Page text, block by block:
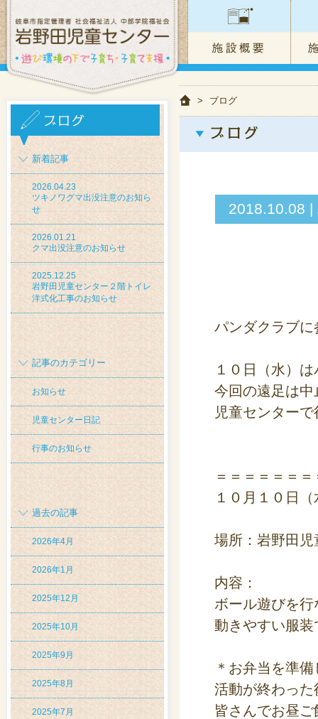
新着記事
2026.04.23
ツキノワグマ出没注意のお知ら
せ
2026.01.21
クマ出没注意のお知らせ
2025.12.25
岩野田児童センター２階トイレ
洋式化工事のお知らせ
記事のカテゴリー
お知らせ
児童センター日記
行事のお知らせ
過去の記事
2026年4月
2026年1月
2025年12月
2025年10月
2025年9月
2025年8月
2025年7月
> ブログ
2018.10.08
パンダクラブ
１０日（水）
今回の遠足は
児童センター
＝＝＝＝＝＝
１０月１０日
場所：岩野田
内容：
ボール遊びを
動きやすい服
＊お弁当を準
活動が終わった
皆さんでお昼